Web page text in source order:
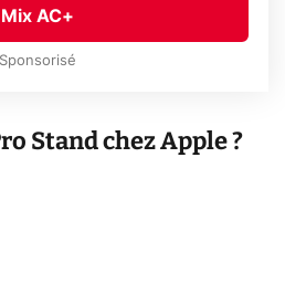
Mix AC+
Sponsorisé
Stand chez Apple ?